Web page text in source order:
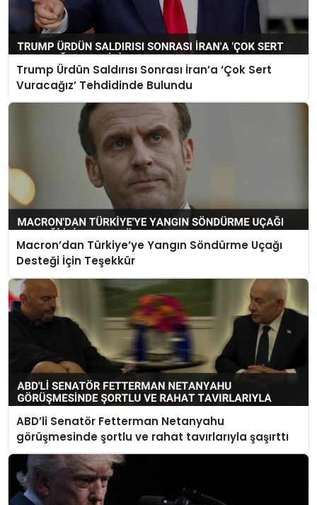
Trump Ürdün Saldırısı Sonrası İran’a ‘Çok Sert
Vuracağız’ Tehdidinde Bulundu
Macron’dan Türkiye’ye Yangın Söndürme Uçağı
Desteği İçin Teşekkür
ABD’li Senatör Fetterman Netanyahu
görüşmesinde şortlu ve rahat tavırlarıyla şaşırttı